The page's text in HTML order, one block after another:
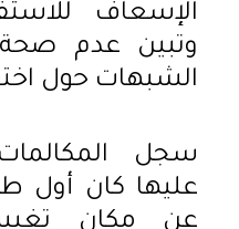
الإسعاف
وتبين عدم صحة
الشبهات حول
سجل
عليها كان أول
عن مكان